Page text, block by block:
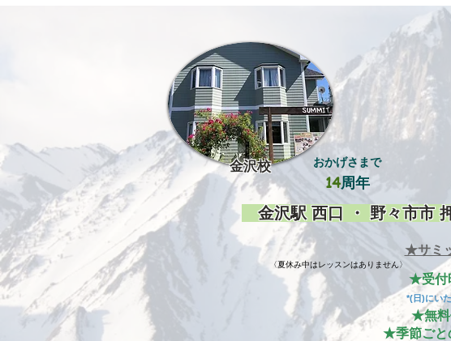
金沢校 おかげさまで
14周年
金沢駅 西口 ・ 野々市市
★サミ
​〈夏休み中はレッスンはありません〉
★受付
*(日)にい
★無料
★季節ごと